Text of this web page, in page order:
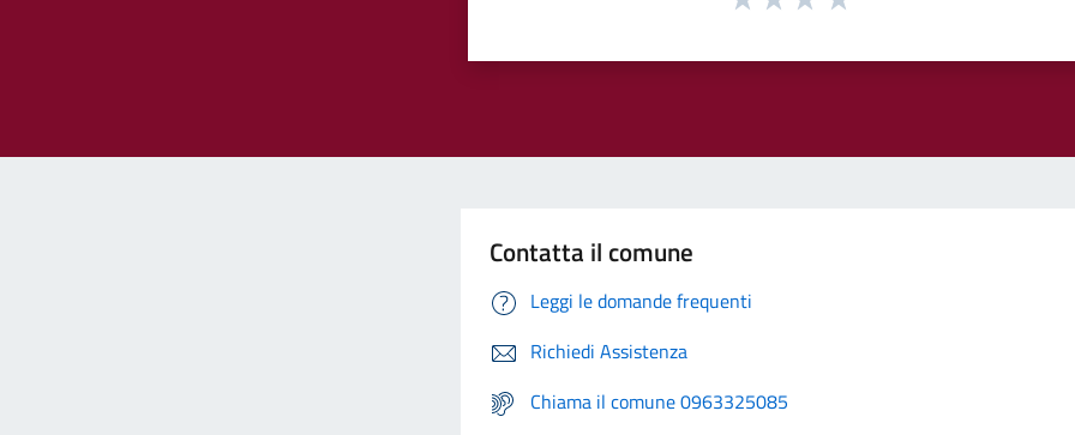
Contatta il comune
Leggi le domande frequenti
Richiedi Assistenza
Chiama il comune 0963325085